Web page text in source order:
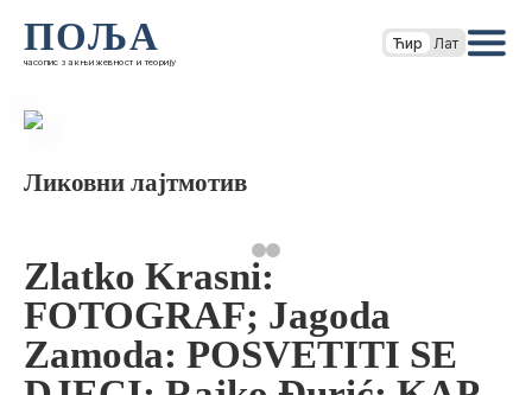
ПОЉА
часопис за књижевност и теорију
Ћир Лат
Ликовни лајтмотив
Zlatko Krasni:
FOTOGRAF; Jagoda
Zamoda: POSVETITI SE